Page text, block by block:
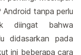
tanpa perlu
diingat bahwa
didasarkan pada
ini beberapa cara